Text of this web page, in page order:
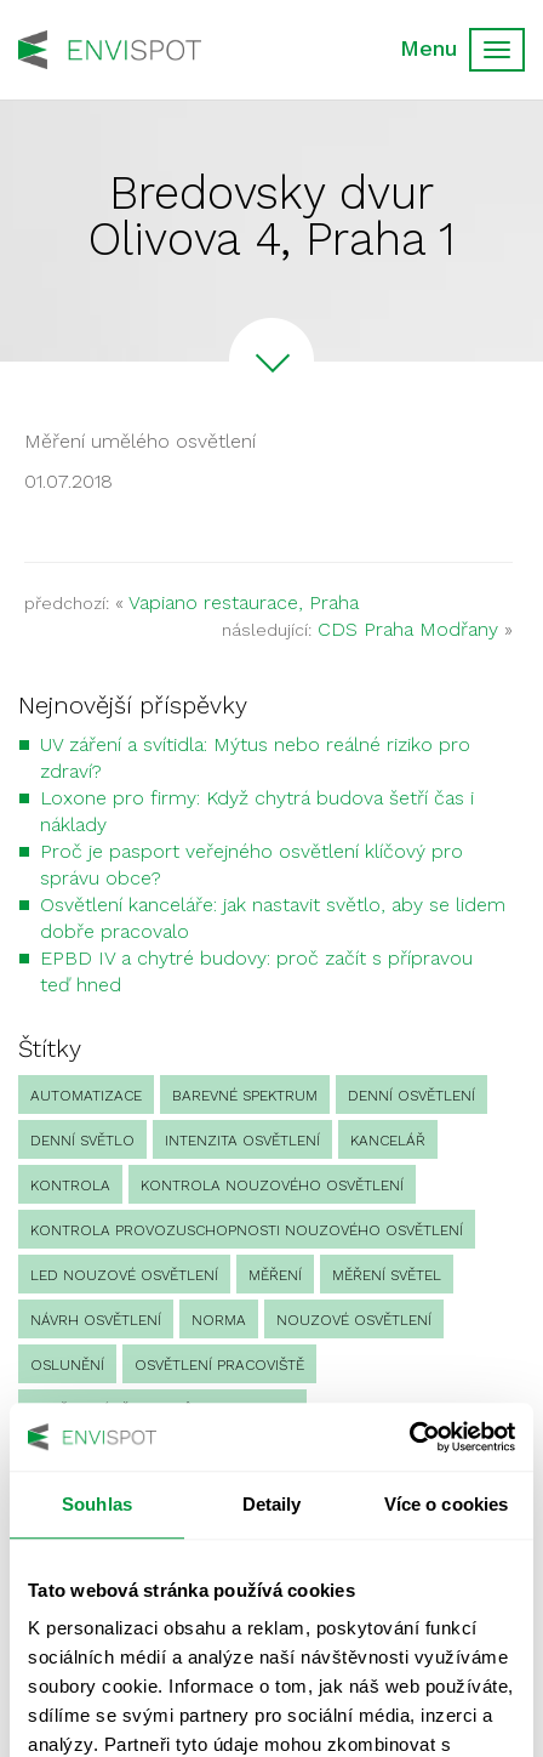
Souhlas Detaily Více o cookies
Tato webová stránka používá cookies
K personalizaci obsahu a reklam, poskytování funkcí
sociálních médií a analýze naší návštěvnosti využíváme
soubory cookie. Informace o tom, jak náš web používáte,
sdílíme se svými partnery pro sociální média, inzerci a
analýzy. Partneři tyto údaje mohou zkombinovat s
Bredovsky dvur
Olivova 4, Praha 1
Měření umělého osvětlení
01.07.2018
předchozí: « Vapiano restaurace, Praha
následující: CDS Praha Modřany »
Nejnovější příspěvky
UV záření a svítidla: Mýtus nebo reálné riziko pro
zdraví?
Loxone pro firmy: Když chytrá budova šetří čas i
náklady
Proč je pasport veřejného osvětlení klíčový pro
správu obce?
Osvětlení kanceláře: jak nastavit světlo, aby se lidem
dobře pracovalo
EPBD IV a chytré budovy: proč začít s přípravou
teď hned
Štítky
AUTOMATIZACE BAREVNÉ SPEKTRUM DENNÍ OSVĚTLENÍ
DENNÍ SVĚTLO INTENZITA OSVĚTLENÍ KANCELÁŘ
KONTROLA KONTROLA NOUZOVÉHO OSVĚTLENÍ
KONTROLA PROVOZUSCHOPNOSTI NOUZOVÉHO OSVĚTLENÍ
LED NOUZOVÉ OSVĚTLENÍ MĚŘENÍ MĚŘENÍ SVĚTEL
NÁVRH OSVĚTLENÍ NORMA NOUZOVÉ OSVĚTLENÍ
OSLUNĚNÍ OSVĚTLENÍ PRACOVIŠTĚ
OSVĚTLENÍ SPORTOVIŠŤ
PROTIPANICKÉ OSVĚTLENÍ
PROVOZNÍ DENÍK NOUZOVÉHO OSVĚTLENÍ
REVIZE NOUZOVÉHO OSVĚTLENÍ ŘÍZENÍ
UMĚLÉ OSVĚTLENÍ VEŘEJNÉ OSVĚTLENÍ
VÝPOČET OSVĚTLENÍ VÝPOČET ZASTÍNĚNÍ
VÝPOČTY A NÁVRHY ZASTÍNĚNÍ